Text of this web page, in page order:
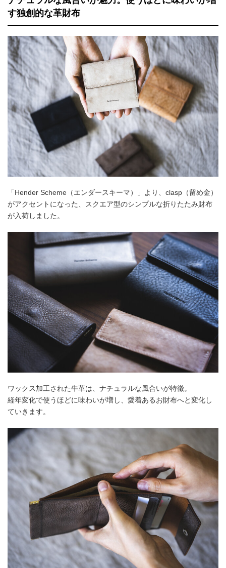
す独創的な革財布
「Hender Scheme（エンダースキーマ）」より、clasp（留め金）
がアクセントになった、スクエア型のシンプルな折りたたみ財布
が入荷しました。
ワックス加工された牛革は、ナチュラルな風合いが特徴。
経年変化で使うほどに味わいが増し、愛着あるお財布へと変化し
ていきます。